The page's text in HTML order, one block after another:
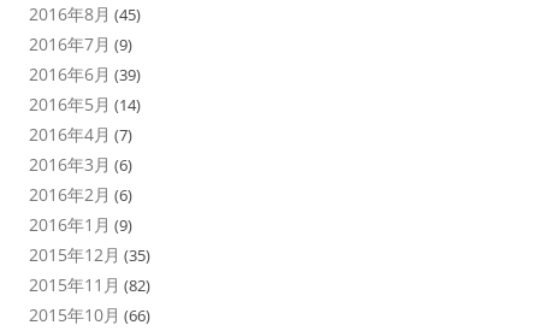
2016年8月 (45)
2016年7月 (9)
2016年6月 (39)
2016年5月 (14)
2016年4月 (7)
2016年3月 (6)
2016年2月 (6)
2016年1月 (9)
2015年12月 (35)
2015年11月 (82)
2015年10月 (66)